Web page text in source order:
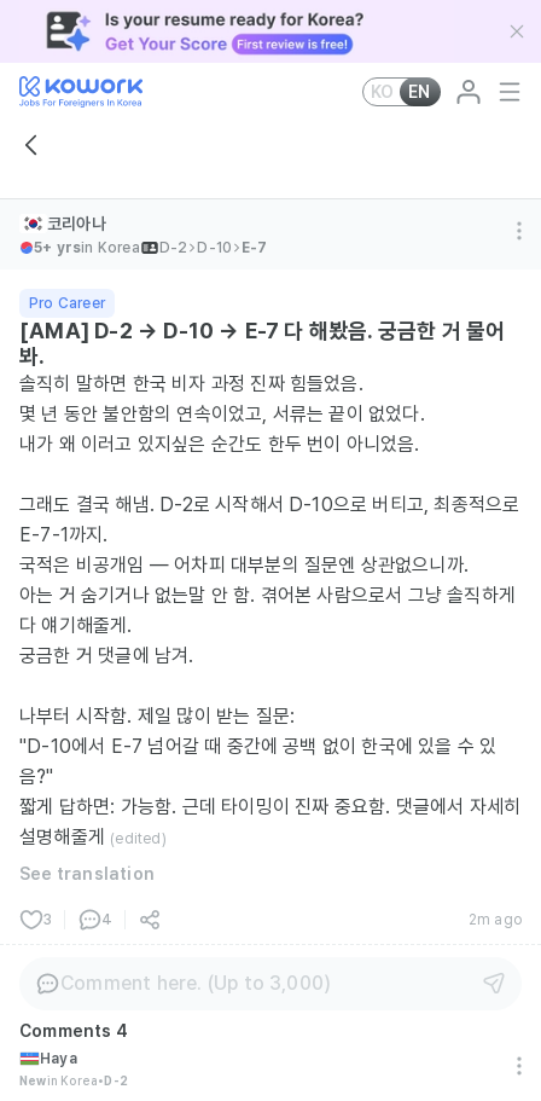
KO EN
코리아나
5+ yrsin Korea D-2 D-10 E-7
Pro Career
[AMA] D-2 → D-10 → E-7 다 해봤음. 궁금한 거 물어
봐.
솔직히 말하면 한국 비자 과정 진짜 힘들었음.
몇 년 동안 불안함의 연속이었고, 서류는 끝이 없었다.
내가 왜 이러고 있지싶은 순간도 한두 번이 아니었음.
그래도 결국 해냄. D-2로 시작해서 D-10으로 버티고, 최종적으로
E-7-1까지.
국적은 비공개임 — 어차피 대부분의 질문엔 상관없으니까.
아는 거 숨기거나 없는말 안 함. 겪어본 사람으로서 그냥 솔직하게
다 얘기해줄게.
궁금한 거 댓글에 남겨.
나부터 시작함. 제일 많이 받는 질문:
"D-10에서 E-7 넘어갈 때 중간에 공백 없이 한국에 있을 수 있
음?"
짧게 답하면: 가능함. 근데 타이밍이 진짜 중요함. 댓글에서 자세히
설명해줄게
(edited)
See translation
3 4 2m ago
Comment here. (Up to 3,000)
Comments 4
Haya
Newin Korea•D-2